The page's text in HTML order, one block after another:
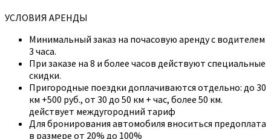
УСЛОВИЯ АРЕНДЫ
Минимальный заказ на почасовую аренду с водителем
3 часа.
При заказе на 8 и более часов действуют специальные
скидки.
Пригородные поездки доплачиваются отдельно: до 30
км +500 руб., от 30 до 50 км + час, более 50 км.
действует междугородний тариф
Для бронирования автомобиля вноситься предоплата
в размере от 20% до 100%